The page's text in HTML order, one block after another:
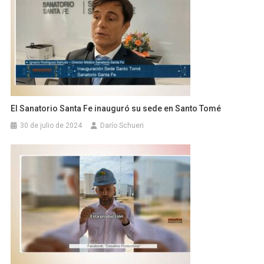
El Sanatorio Santa Fe inauguró su sede en Santo Tomé
30 de julio de 2024 Darío Schueri